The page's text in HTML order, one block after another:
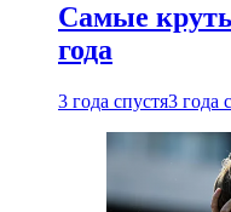
Самые
года
3 года спустя3 года